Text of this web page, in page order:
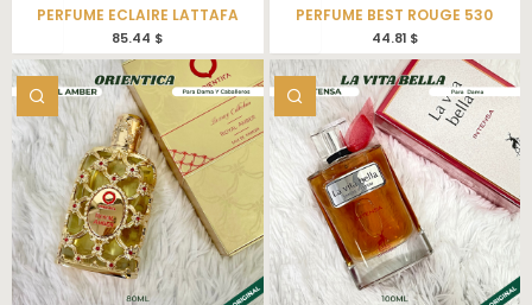
PERFUME ECLAIRE LATTAFA
85.44 $
PERFUME BEST ROUGE 530
44.81 $